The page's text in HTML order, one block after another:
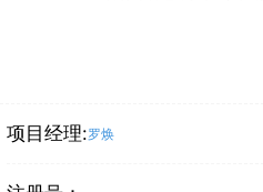
项目经理:罗焕